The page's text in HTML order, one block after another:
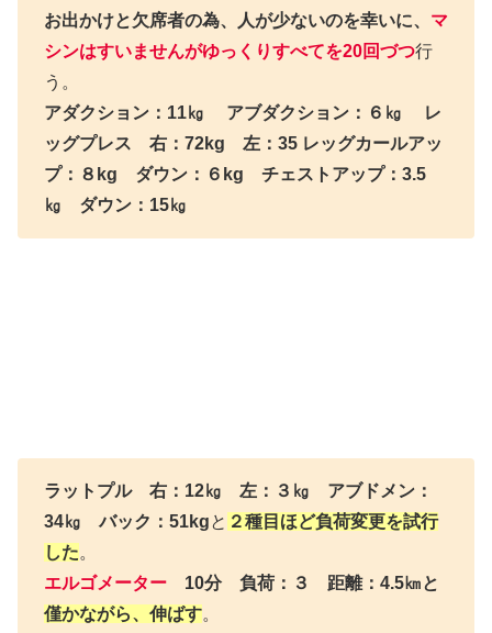
お出かけと欠席者の為、人が少ないのを幸いに、 マ
シンはすいませんがゆっくりすべてを20回づつ行
う。
アダクション：11㎏ アブダクション：６㎏ レ
ッグプレス 右：72kg 左：35 レッグカールアッ
プ：８kg ダウン：６kg チェストアップ：3.5
㎏ ダウン：15㎏
ラットプル 右：12㎏ 左：３㎏ アブドメン：
34㎏ バック：51kgと ２種目ほど負荷変更を試行
した。
エルゴメーター
10分 負荷：３ 距離：4.5㎞と
僅かながら、伸ばす。